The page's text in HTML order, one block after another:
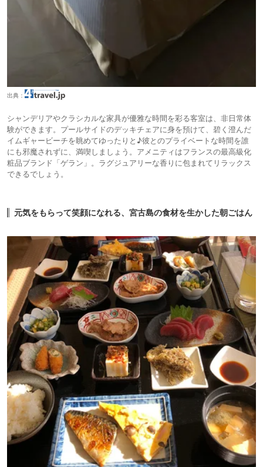
出典：
シャンデリアやクラシカルな家具が優雅な時間を彩る客室は、非日常体
験ができます。プールサイドのデッキチェアに身を預けて、碧く澄んだ
イムギャービーチを眺めてゆったりと♪彼とのプライベートな時間を誰
にも邪魔されずに、満喫しましょう。アメニティはフランスの最高級化
粧品ブランド「ゲラン」。ラグジュアリーな香りに包まれてリラックス
できるでしょう。
元気をもらって笑顔になれる、宮古島の食材を生かした朝ごはん